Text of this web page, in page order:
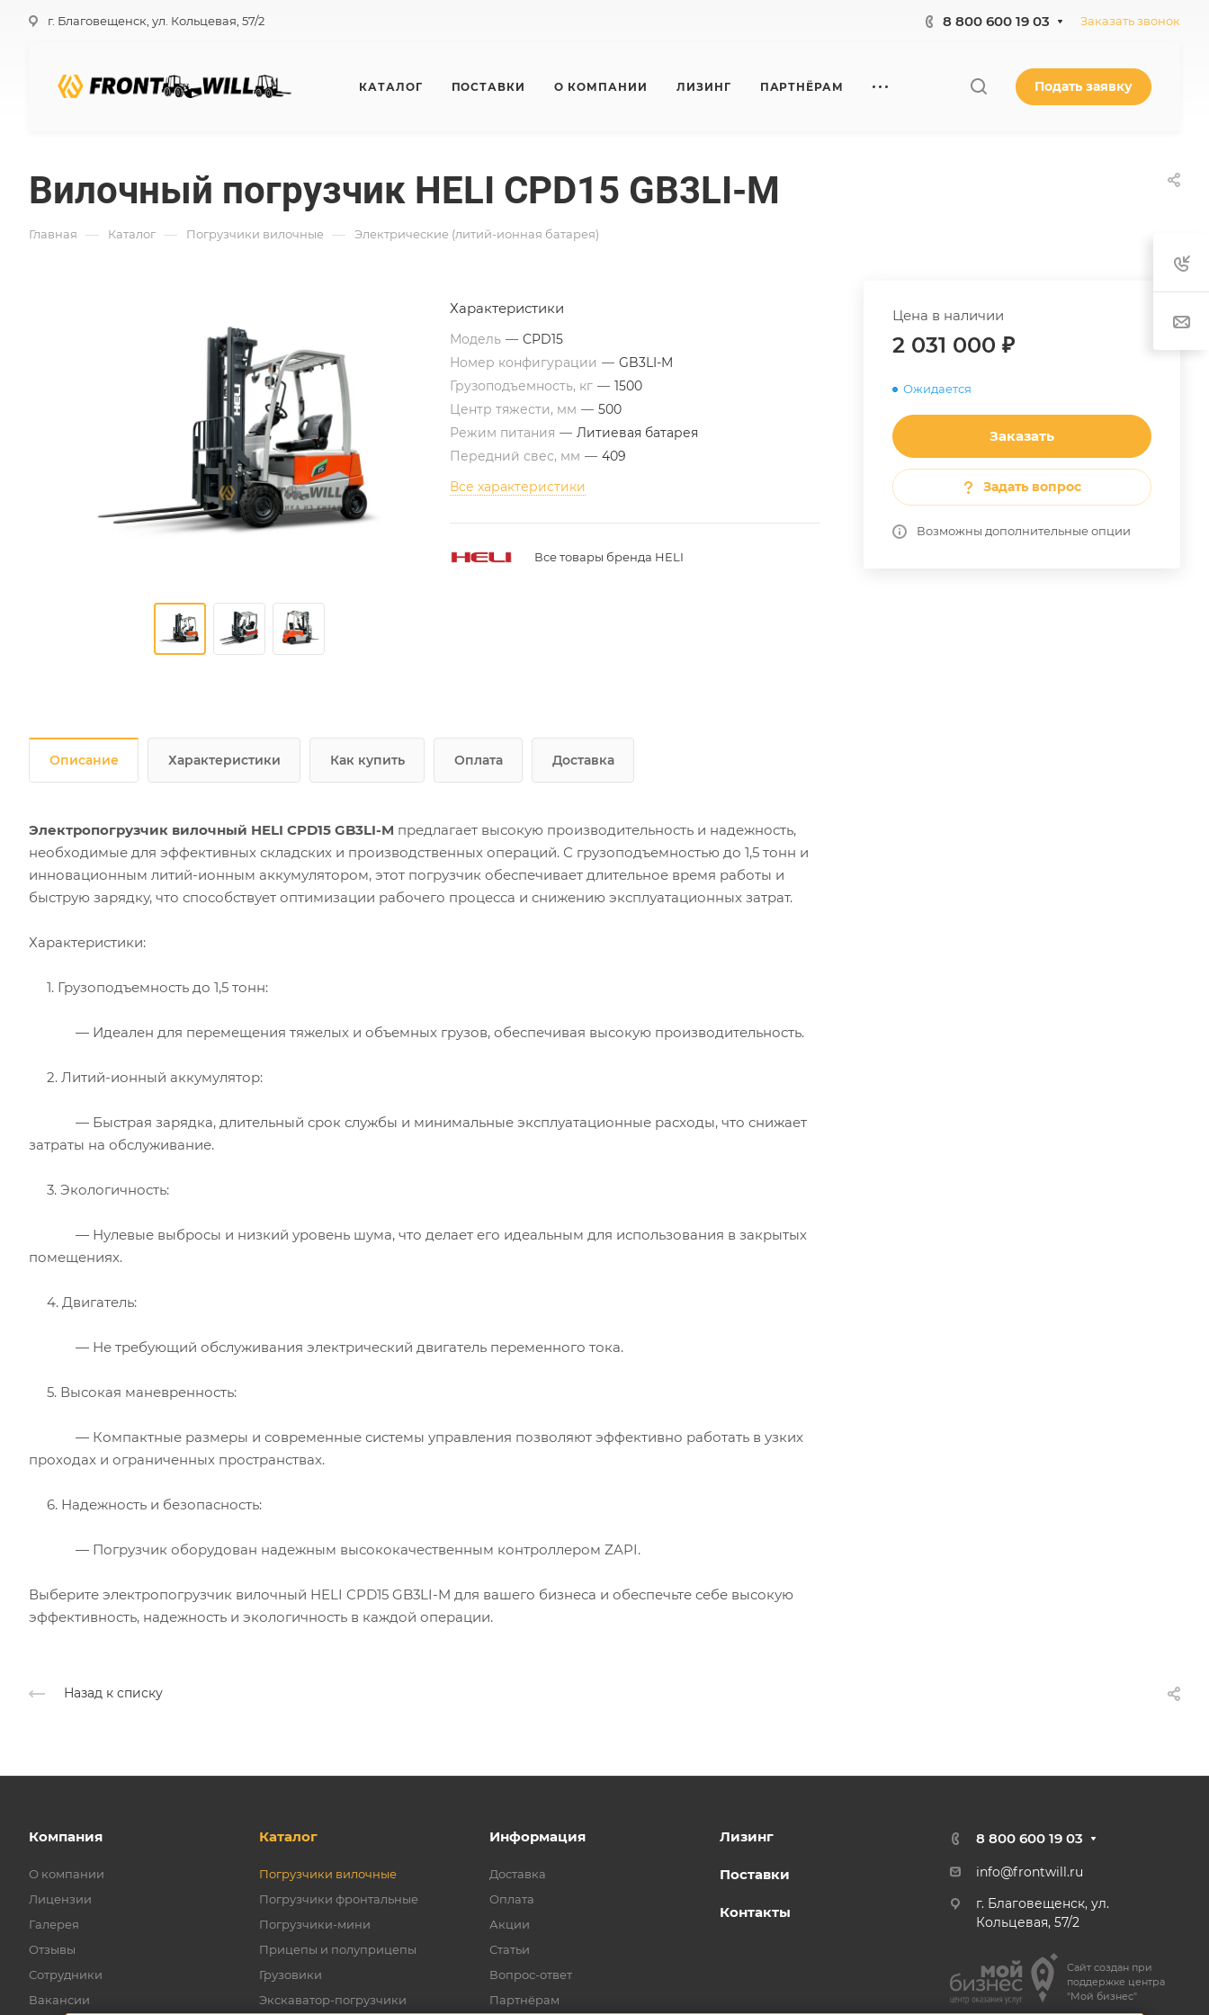
г. Благовещенск, ул. Кольцевая, 57/2 8 800 600 19 03 Заказать звонок
КАТАЛОГ ПОСТАВКИ О КОМПАНИИ ЛИЗИНГ ПАРТНЁРАМ Подать заявку
Вилочный погрузчик HELI CPD15 GB3LI-M
Главная — Каталог — Погрузчики вилочные — Электрические (литий-ионная батарея)
Цена в наличии
2 031 000 ₽
Ожидается
Заказать
Задать вопрос
Возможны дополнительные опции
Характеристики
Модель — CPD15
Номер конфигурации — GB3LI-M
Грузоподъемность, кг — 1500
Центр тяжести, мм — 500
Режим питания — Литиевая батарея
Передний свес, мм — 409
Все характеристики
Все товары бренда HELI
Описание Характеристики Как купить Оплата Доставка
Электропогрузчик вилочный HELI CPD15 GB3LI-M предлагает высокую производительность и надежность,
необходимые для эффективных складских и производственных операций. С грузоподъемностью до 1,5 тонн и
инновационным литий-ионным аккумулятором, этот погрузчик обеспечивает длительное время работы и
быструю зарядку, что способствует оптимизации рабочего процесса и снижению эксплуатационных затрат.
Характеристики:
1. Грузоподъемность до 1,5 тонн:
— Идеален для перемещения тяжелых и объемных грузов, обеспечивая высокую производительность.
2. Литий-ионный аккумулятор:
— Быстрая зарядка, длительный срок службы и минимальные эксплуатационные расходы, что снижает
затраты на обслуживание.
3. Экологичность:
— Нулевые выбросы и низкий уровень шума, что делает его идеальным для использования в закрытых
помещениях.
4. Двигатель:
— Не требующий обслуживания электрический двигатель переменного тока.
5. Высокая маневренность:
— Компактные размеры и современные системы управления позволяют эффективно работать в узких
проходах и ограниченных пространствах.
6. Надежность и безопасность:
— Погрузчик оборудован надежным высококачественным контроллером ZAPI.
Выберите электропогрузчик вилочный HELI CPD15 GB3LI-M для вашего бизнеса и обеспечьте себе высокую
эффективность, надежность и экологичность в каждой операции.
Назад к списку
Компания
О компании
Лицензии
Галерея
Отзывы
Сотрудники
Вакансии
Каталог
Погрузчики вилочные
Погрузчики фронтальные
Погрузчики-мини
Прицепы и полуприцепы
Грузовики
Экскаватор-погрузчики
Информация
Доставка
Оплата
Акции
Статьи
Вопрос-ответ
Партнёрам
Лизинг
Поставки
Контакты
8 800 600 19 03
info@frontwill.ru
г. Благовещенск, ул.
Кольцевая, 57/2
Сайт создан при
поддержке центра
"Мой бизнес"